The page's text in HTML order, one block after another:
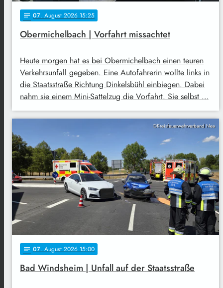
notes 07. August 2026 15:25
Obermichelbach | Vorfahrt missachtet
Heute morgen hat es bei Obermichelbach einen teuren
Verkehrsunfall gegeben. Eine Autofahrerin wollte links in
die Staatsstraße Richtung Dinkelsbühl einbiegen. Dabei
nahm sie einem Mini-Sattelzug die Vorfahrt. Sie selbst …
©Kreisfeuerwehrverband Nea
notes 07. August 2026 15:00
Bad Windsheim | Unfall auf der Staatsstraße